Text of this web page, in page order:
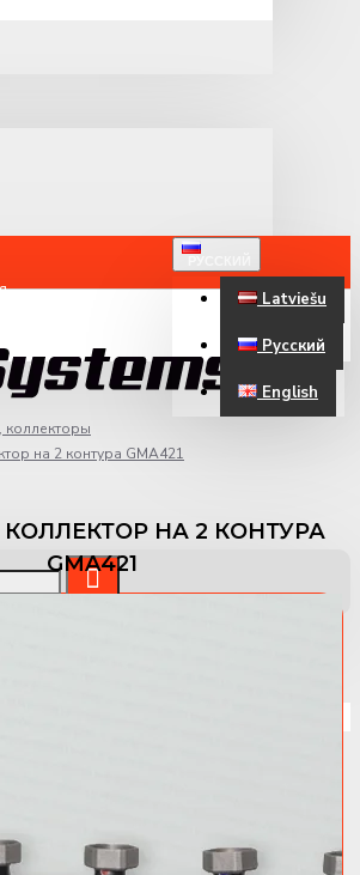
Latviešu
Русский
English
коллекторы
на 2 контура GMA421
КОЛЛЕКТОР НА 2 КОНТУРА
GMA421